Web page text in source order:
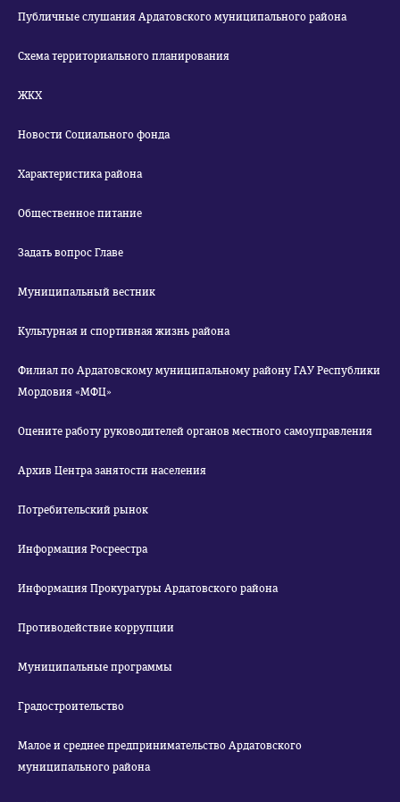
Публичные слушания Ардатовского муниципального района
Схема территориального планирования
ЖКХ
Новости Социального фонда
Характеристика района
Общественное питание
Задать вопрос Главе
Муниципальный вестник
Культурная и спортивная жизнь района
Филиал по Ардатовскому муниципальному району ГАУ Республики
Мордовия «МФЦ»
Оцените работу руководителей органов местного самоуправления
Архив Центра занятости населения
Потребительский рынок
Информация Росреестра
Информация Прокуратуры Ардатовского района
Противодействие коррупции
Муниципальные программы
Градостроительство
Малое и среднее предпринимательство Ардатовского
муниципального района